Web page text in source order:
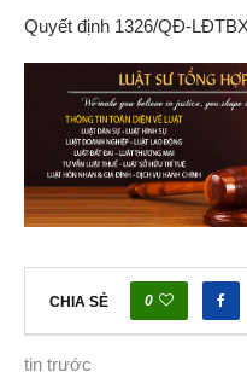
Quyết định 1326/QĐ-
CHIA SẺ 0
tin trước